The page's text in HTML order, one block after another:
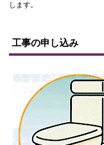
します。
ッ
プ
工事の申し込み